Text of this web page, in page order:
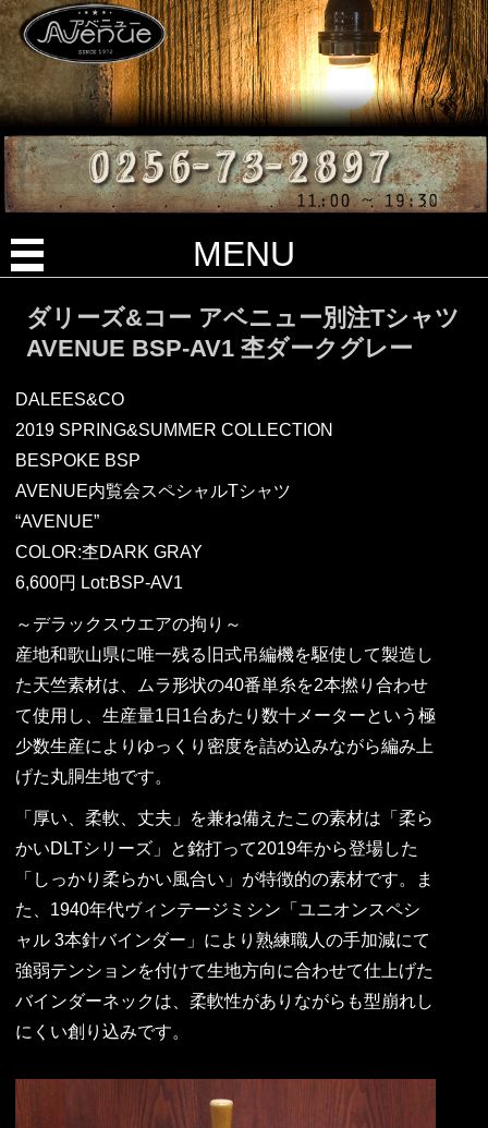
MENU
ダリーズ&コー アベニュー別注Tシャツ
AVENUE BSP-AV1 杢ダークグレー
DALEES&CO
2019 SPRING&SUMMER COLLECTION
BESPOKE BSP
AVENUE内覧会スペシャルTシャツ
“AVENUE”
COLOR:杢DARK GRAY
6,600円 Lot:BSP-AV1
～デラックスウエアの拘り～
産地和歌山県に唯一残る旧式吊編機を駆使して製造し
た天竺素材は、ムラ形状の40番単糸を2本撚り合わせ
て使用し、生産量1日1台あたり数十メーターという極
少数生産によりゆっくり密度を詰め込みながら編み上
げた丸胴生地です。
「厚い、柔軟、丈夫」を兼ね備えたこの素材は「柔ら
かいDLTシリーズ」と銘打って2019年から登場した
「しっかり柔らかい風合い」が特徴的の素材です。ま
た、1940年代ヴィンテージミシン「ユニオンスペシ
ャル 3本針バインダー」により熟練職人の手加減にて
強弱テンションを付けて生地方向に合わせて仕上げた
バインダーネックは、柔軟性がありながらも型崩れし
にくい創り込みです。